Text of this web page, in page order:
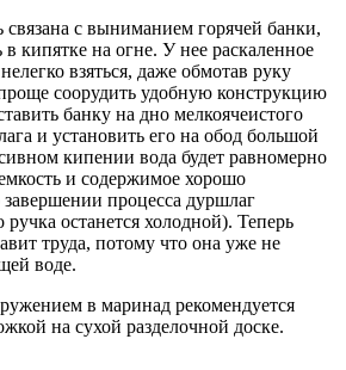
связана с выниманием горячей банки,
в кипятке на огне. У нее раскаленное
взяться, даже обмотав руку
соорудить удобную конструкцию
банку на дно мелкоячеистого
и установить его на обод большой
кипении вода будет равномерно
и содержимое хорошо
процесса дуршлаг
ручка останется холодной). Теперь
труда, потому что она уже не
воде.
в маринад рекомендуется
на сухой разделочной доске.